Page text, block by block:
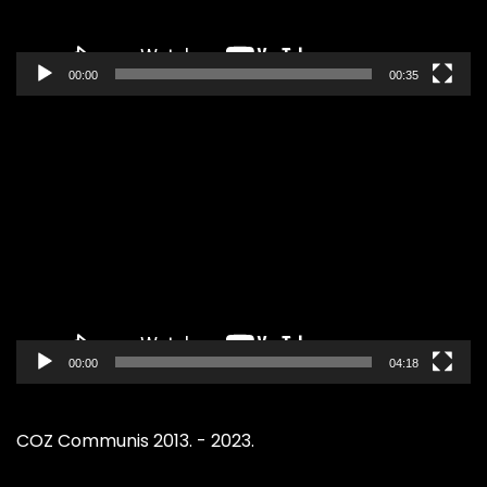
00:00 00:35
00:00 04:18
COZ Communis 2013. - 2023.